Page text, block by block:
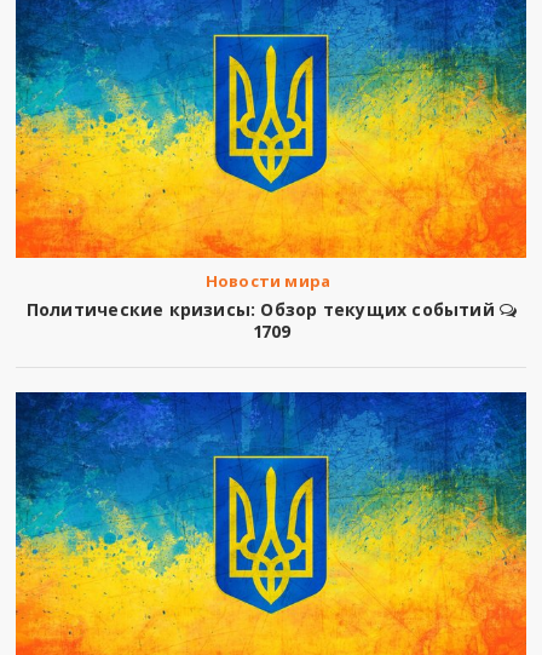
Новости мира
Политические кризисы: Обзор текущих событий
1709